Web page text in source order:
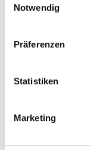
Notwendig
Präferenzen
Statistiken
Marketing